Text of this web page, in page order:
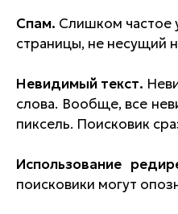
Спам. Слишком частое
страницы, не несущий
Невидимый текст.
слова. Вообще, все
пиксель. Поисковик
Использование
поисковики могут